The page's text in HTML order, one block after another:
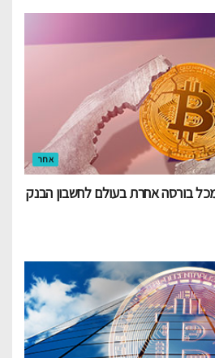
אחר
בורסה אחרת בעולם לחשבון הבנק